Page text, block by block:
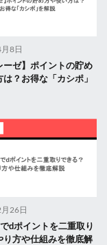
8日
ーゼ】ポイントの貯め
？お得な「カシポ」
26日
dポイントを二重取り
り方や仕組みを徹底解